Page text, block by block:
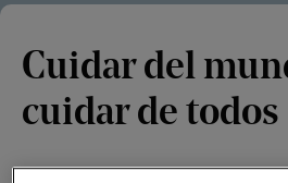
Cuidar del
cuidar de todos